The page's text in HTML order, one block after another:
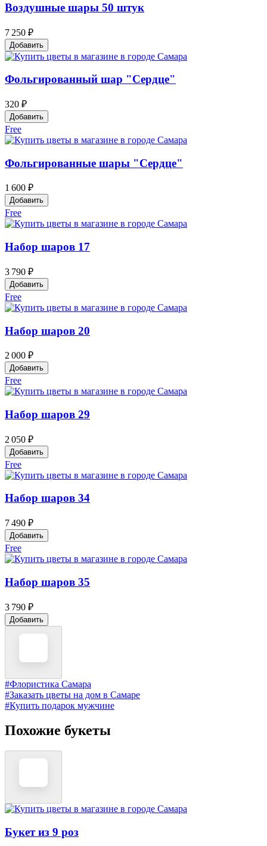
Воздушные шары 50 штук
7 250 ₽
Добавить
Фольгированный шар "Сердце"
320 ₽
Добавить
Free
Фольгированные шары "Сердце"
1 600 ₽
Добавить
Free
Набор шаров 17
3 790 ₽
Добавить
Free
Набор шаров 20
2 000 ₽
Добавить
Free
Набор шаров 29
2 050 ₽
Добавить
Free
Набор шаров 34
7 490 ₽
Добавить
Free
Набор шаров 35
3 790 ₽
Добавить
#Флористика Самара
#Заказать цветы на дом в Самаре
#Купить подарок мужчине
Похожие букеты
Букет из 9 роз